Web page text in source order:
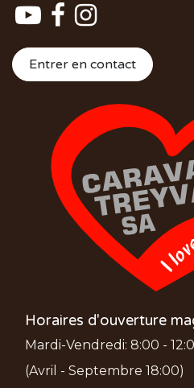
Entrer en contact
Horaires d'ouverture
Mardi-Vendredi: 8:00 -
(Avril - Septembre 18:00)